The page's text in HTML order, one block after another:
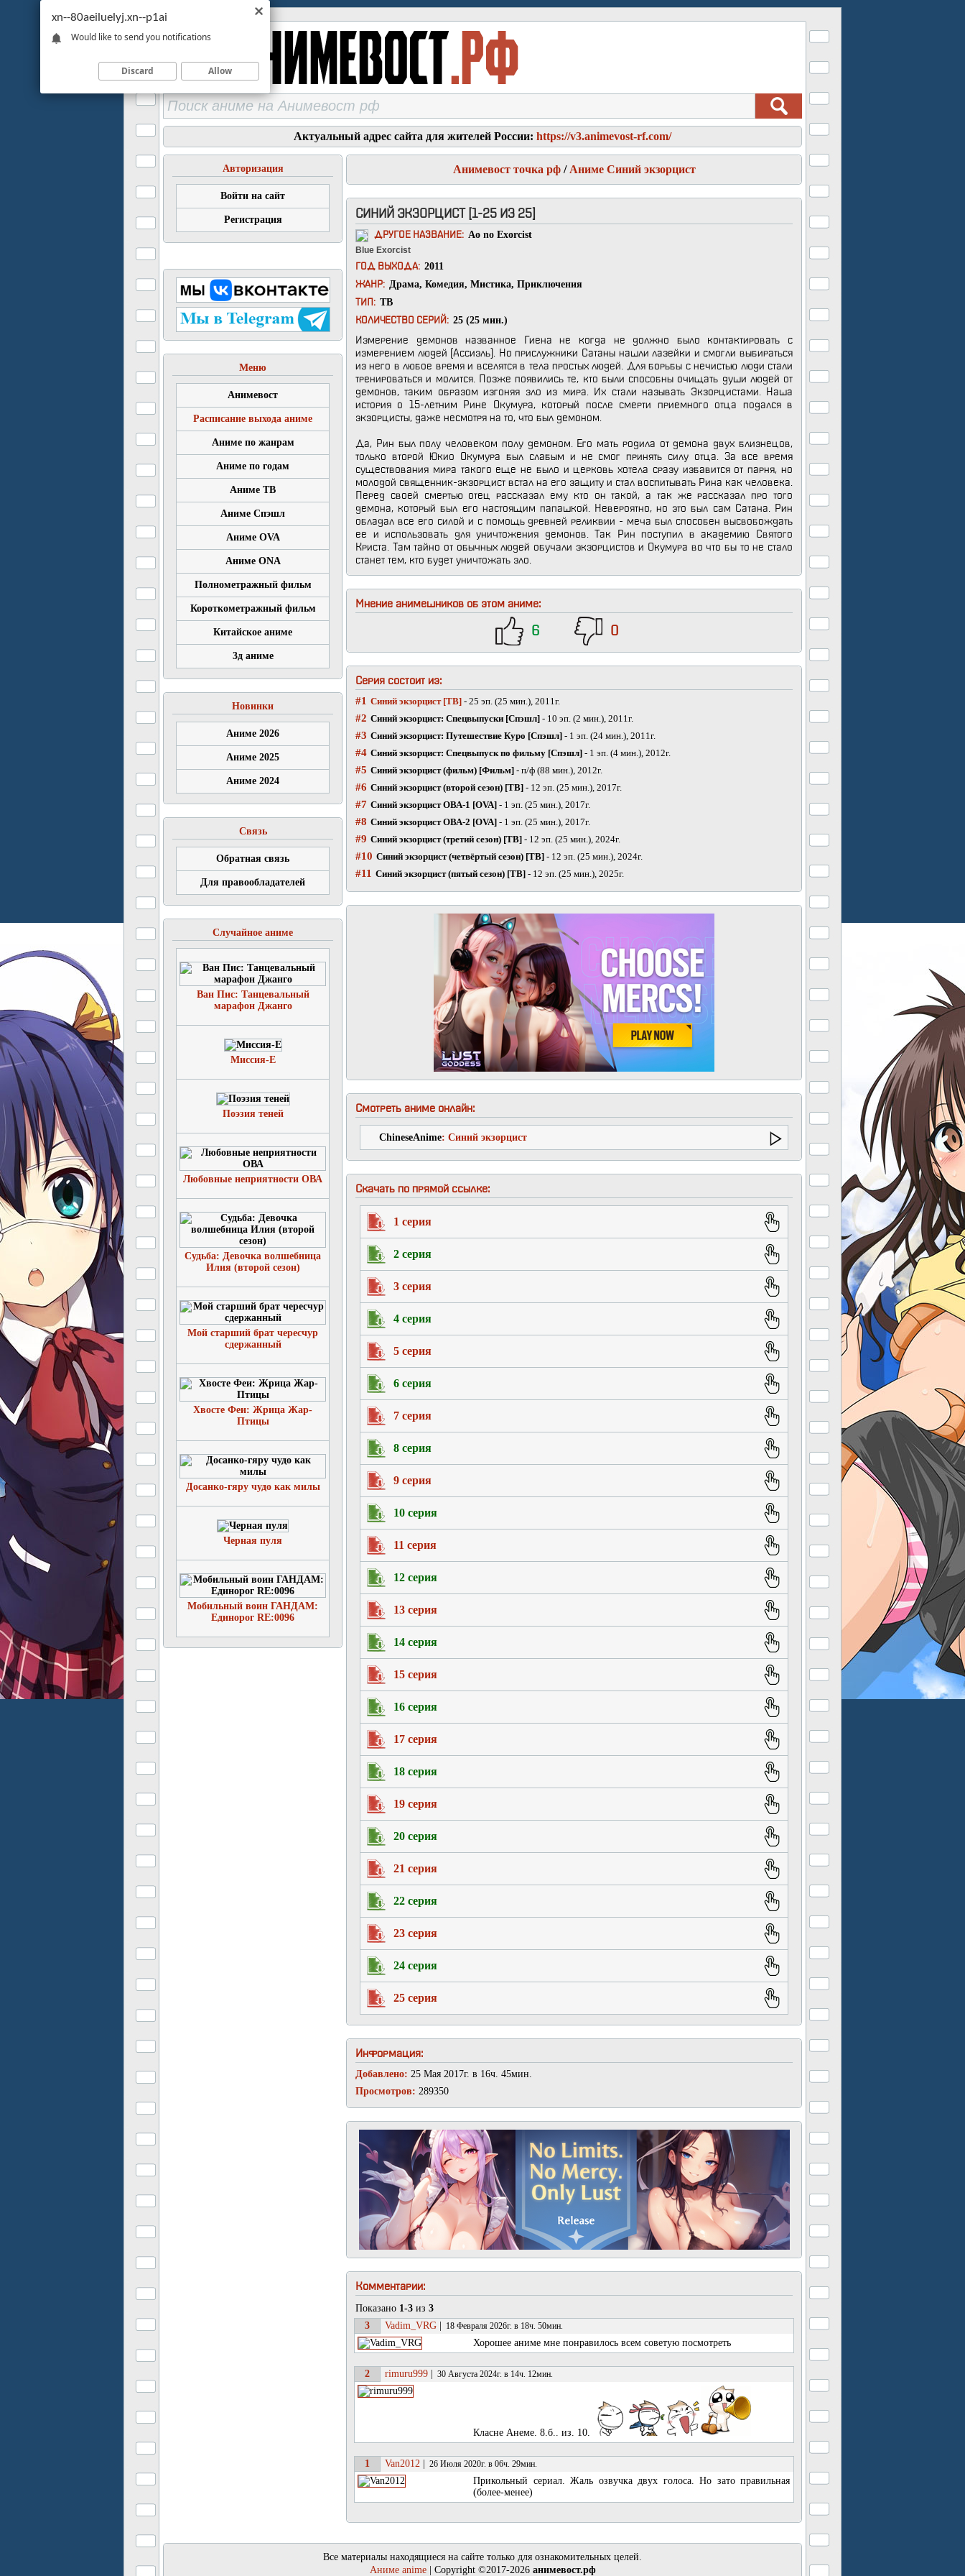
Актуальный адрес сайта для жителей России: https://v3.animevost-rf.com/
Авторизация
Войти на сайт
Регистрация
Меню
Анимевост
Расписание выхода аниме
Аниме по жанрам
Аниме по годам
Аниме ТВ
Аниме Спэшл
Аниме OVA
Аниме ONA
Полнометражный фильм
Короткометражный фильм
Китайское аниме
3д аниме
Новинки
Аниме 2026
Аниме 2025
Аниме 2024
Связь
Обратная связь
Для правообладателей
Случайное аниме
Ван Пис: Танцевальный
марафон Джанго
Миссия-Е
Поэзия теней
Любовные неприятности ОВА
Судьба: Девочка волшебница
Илия (второй сезон)
Мой старший брат чересчур
сдержанный
Хвосте Феи: Жрица Жар-
Птицы
Досанко-гяру чудо как милы
Черная пуля
Мобильный воин ГАНДАМ:
Единорог RE:0096
Анимевост точка рф/ Аниме Синий экзорцист
СИНИЙ ЭКЗОРЦИСТ [1-25 ИЗ 25]
ДРУГОЕ НАЗВАНИЕ: Ao no Exorcist
Blue Exorcist
ГОД ВЫХОДА: 2011
ЖАНР: Драма, Комедия, Мистика, Приключения
ТИП: ТВ
КОЛИЧЕСТВО СЕРИЙ: 25 (25 мин.)
Измерение демонов названное Гиена не когда не должно было контактировать с
измерением людей (Ассиэль). Но прислужники Сатаны нашли лазейки и смогли выбираться
из него в любое время и вселятся в тела простых людей. Для борьбы с нечистью люди стали
тренироваться и молится. Позже появились те, кто были способны очищать души людей от
демонов, таким образом изгоняя зло из мира. Их стали называть Экзорцистами. Наша
история о 15-летним Рине Окумура, который после смерти приемного отца подался в
экзорцисты, даже несмотря на то, что был демоном.
Да, Рин был полу человеком полу демоном. Его мать родила от демона двух близнецов,
только второй Юкио Окумура был слабым и не смог принять силу отца. За все время
существования мира такого еще не было и церковь хотела сразу избавится от парня, но
молодой священник-экзорцист встал на его защиту и стал воспитывать Рина как человека.
Перед своей смертью отец рассказал ему кто он такой, а так же рассказал про того
демона, который был его настоящим папашкой. Невероятно, но это был сам Сатана. Рин
обладал все его силой и с помощь древней реликвии - меча был способен высвобождать
ее и использовать для уничтожения демонов. Так Рин поступил в академию Святого
Криста. Там тайно от обычных людей обучали экзорцистов и Окумура во что бы то не стало
станет тем, кто будет уничтожать зло.
Мнение анимешников об этом аниме:
6 0
Серия состоит из:
#1 Синий экзорцист [ТВ] - 25 эп. (25 мин.), 2011г.
#2 Синий экзорцист: Спецвыпуски [Спэшл] - 10 эп. (2 мин.), 2011г.
#3 Синий экзорцист: Путешествие Куро [Спэшл] - 1 эп. (24 мин.), 2011г.
#4 Синий экзорцист: Спецвыпуск по фильму [Спэшл] - 1 эп. (4 мин.), 2012г.
#5 Синий экзорцист (фильм) [Фильм] - п/ф (88 мин.), 2012г.
#6 Синий экзорцист (второй сезон) [ТВ] - 12 эп. (25 мин.), 2017г.
#7 Синий экзорцист ОВА-1 [OVA] - 1 эп. (25 мин.), 2017г.
#8 Синий экзорцист ОВА-2 [OVA] - 1 эп. (25 мин.), 2017г.
#9 Синий экзорцист (третий сезон) [ТВ] - 12 эп. (25 мин.), 2024г.
#10 Синий экзорцист (четвёртый сезон) [ТВ] - 12 эп. (25 мин.), 2024г.
#11 Синий экзорцист (пятый сезон) [ТВ] - 12 эп. (25 мин.), 2025г.
Смотреть аниме онлайн:
ChineseAnime: Синий экзорцист
Скачать по прямой ссылке:
1 серия
2 серия
3 серия
4 серия
5 серия
6 серия
7 серия
8 серия
9 серия
10 серия
11 серия
12 серия
13 серия
14 серия
15 серия
16 серия
17 серия
18 серия
19 серия
20 серия
21 серия
22 серия
23 серия
24 серия
25 серия
Информация:
Добавлено: 25 Мая 2017г. в 16ч. 45мин.
Просмотров: 289350
Комментарии:
Показано 1-3 из 3
3
Vadim_VRG 18 Февраля 2026г. в 18ч. 50мин.
Хорошее аниме мне понравилось всем советую посмотреть
2 rimuru999 30 Августа 2024г. в 14ч. 12мин.
Класне Анеме. 8.б.. из. 10.
1 Van2012 26 Июля 2020г. в 06ч. 29мин.
Прикольный сериал. Жаль озвучка двух голоса. Но зато правильная
(более-менее)
Все материалы находящиеся на сайте только для ознакомительных целей.
Аниме anime| Copyright ©2017-2026 анимевост.рф
xn--80aeiluelyj.xn--p1ai
Would like to send you notifications
Discard Allow